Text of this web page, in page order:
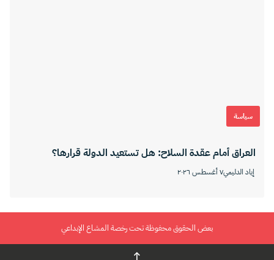
سياسة
العراق أمام عقدة السلاح: هل تستعيد الدولة قرارها؟
إياد الدليمي٧ أغسطس ٢٠٢٦
بعض الحقوق محفوظة تحت رخصة المشاع الإبداعي